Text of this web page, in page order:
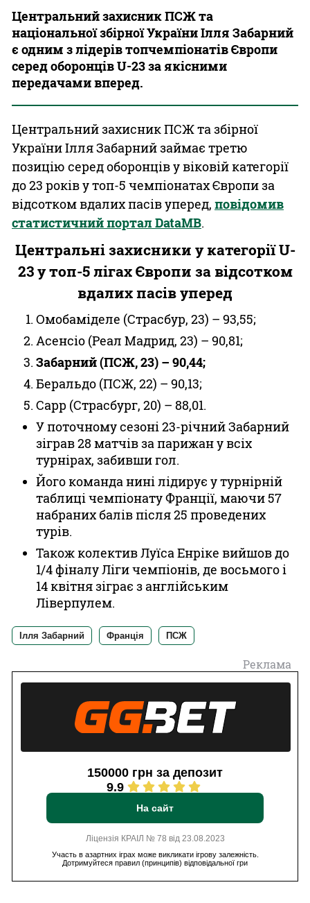
Центральний захисник ПСЖ та
національної збірної України Ілля Забарний
є одним з лідерів топчемпіонатів Європи
серед оборонців U-23 за якісними
передачами вперед.
Центральний захисник ПСЖ та збірної
України Ілля Забарний займає третю
позицію серед оборонців у віковій категорії
до 23 років у топ-5 чемпіонатах Європи за
відсотком вдалих пасів уперед, повідомив
статистичний портал DataMB.
Центральні захисники у категорії U-
23 у топ-5 лігах Європи за відсотком
вдалих пасів уперед
Омобаміделе (Страсбур, 23) – 93,55;
Асенсіо (Реал Мадрид, 23) – 90,81;
Забарний (ПСЖ, 23) – 90,44;
Беральдо (ПСЖ, 22) – 90,13;
Сарр (Страсбург, 20) – 88,01.
У поточному сезоні 23-річний Забарний
зіграв 28 матчів за парижан у всіх
турнірах, забивши гол.
Його команда нині лідирує у турнірній
таблиці чемпіонату Франції, маючи 57
набраних балів після 25 проведених
турів.
Також колектив Луїса Енріке вийшов до
1/4 фіналу Ліги чемпіонів, де восьмого і
14 квітня зіграє з англійським
Ліверпулем.
Ілля Забарний Франція ПСЖ
Реклама
150000 грн за депозит
9.9
На сайт
Ліцензія КРАІЛ № 78 від 23.08.2023
Участь в азартних іграх може викликати ігрову залежність.
Дотримуйтеся правил (принципів) відповідальної гри